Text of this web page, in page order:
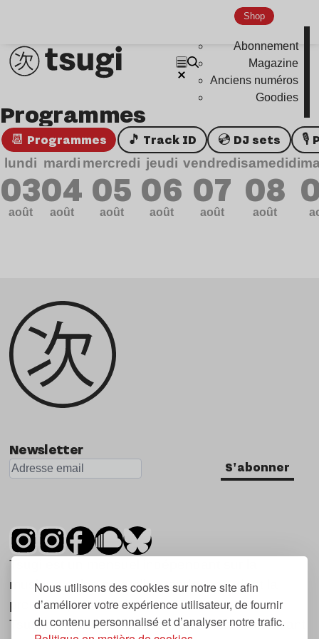
Nous utilisons des cookies sur notre site afin
d’améliorer votre expérience utilisateur, de fournir
du contenu personnalisé et d’analyser notre trafic.
Shop
Abonnement
Magazine
Anciens numéros
Goodies
House
Techno
Pop
Ambient
Disco
Hardcore
Global Club
Programmes
📆 Programmes 🎵 Track ID 💿 DJ sets
lundi
03
août
mardi
04
août
mercredi
05
août
jeudi
06
août
vendredi
07
août
samedi
08
août
Newsletter
S'abonner
Tsugi est un mensuel indépendant sur la
musique et les nouvelles tendances, dont la
première parution date de 2007.
Tsugi en japonais signifie « prochain », « suivant